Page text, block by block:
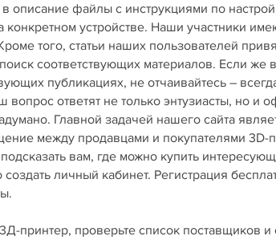
файлы с инструкциями по
устройстве. Наши участники
того, статьи наших пользователей
соответствующих материалов. Если же
публикациях, не отчаивайтесь –
ответят не только энтузиасты, но и
Главной задачей нашего сайта
между продавцами и покупателями 3D-
вам, где можно купить
создать личный кабинет. Регистрация
принтер, проверьте список поставщиков и